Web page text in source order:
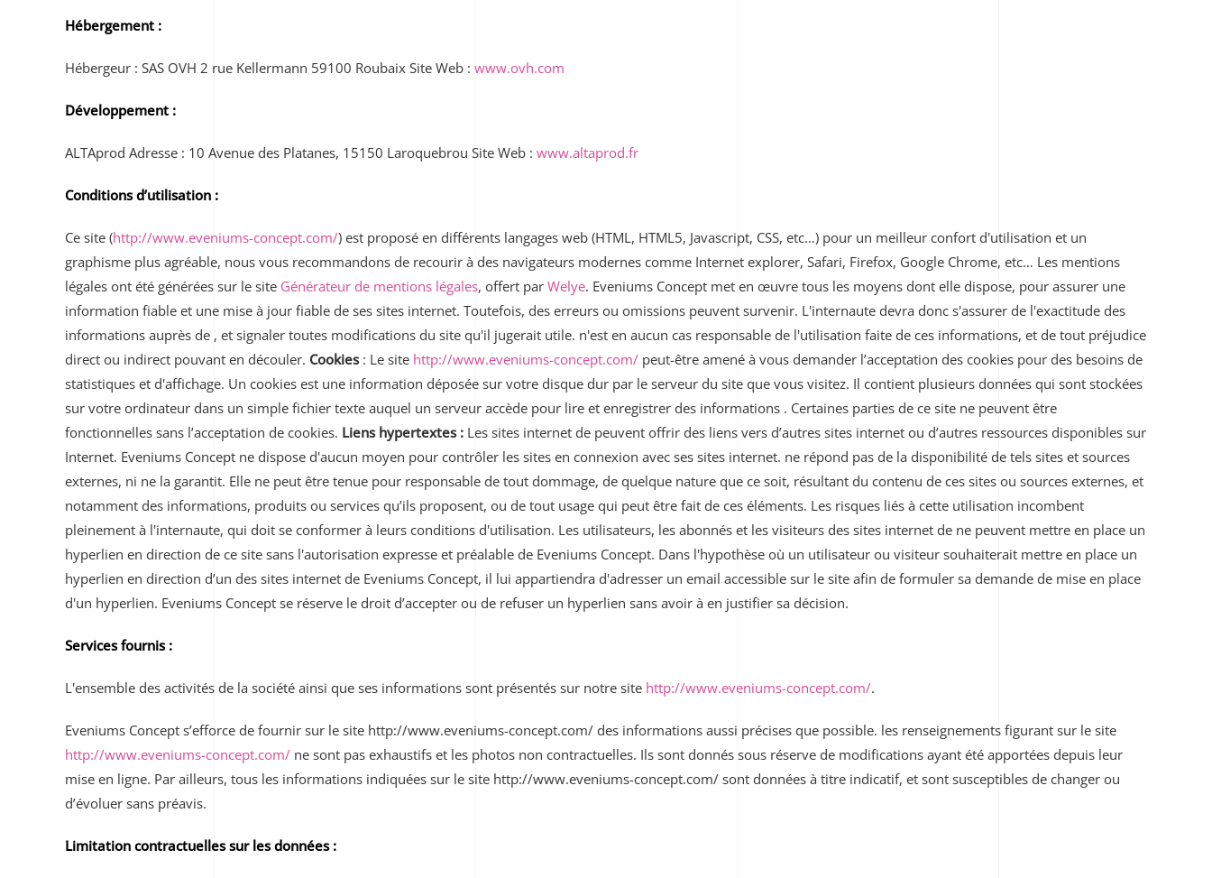
Hébergement :
Hébergeur : SAS OVH 2 rue Kellermann 59100 Roubaix Site Web : www.ovh.com
Développement :
ALTAprod Adresse : 10 Avenue des Platanes, 15150 Laroquebrou Site Web : www.altaprod.fr
Conditions d’utilisation :
Ce site (http://www.eveniums-concept.com/) est proposé en différents langages web (HTML, HTML5, Javascript, CSS, etc…) pour un meilleur confort d'utilisation et un
graphisme plus agréable, nous vous recommandons de recourir à des navigateurs modernes comme Internet explorer, Safari, Firefox, Google Chrome, etc… Les mentions
légales ont été générées sur le site Générateur de mentions légales, offert par Welye. Eveniums Concept met en œuvre tous les moyens dont elle dispose, pour assurer une
information fiable et une mise à jour fiable de ses sites internet. Toutefois, des erreurs ou omissions peuvent survenir. L'internaute devra donc s'assurer de l'exactitude des
informations auprès de , et signaler toutes modifications du site qu'il jugerait utile. n'est en aucun cas responsable de l'utilisation faite de ces informations, et de tout préjudice
direct ou indirect pouvant en découler. Cookies: Le site http://www.eveniums-concept.com/ peut-être amené à vous demander l’acceptation des cookies pour des besoins de
statistiques et d'affichage. Un cookies est une information déposée sur votre disque dur par le serveur du site que vous visitez. Il contient plusieurs données qui sont stockées
sur votre ordinateur dans un simple fichier texte auquel un serveur accède pour lire et enregistrer des informations . Certaines parties de ce site ne peuvent être
fonctionnelles sans l’acceptation de cookies. Liens hypertextes : Les sites internet de peuvent offrir des liens vers d’autres sites internet ou d’autres ressources disponibles sur
Internet. Eveniums Concept ne dispose d'aucun moyen pour contrôler les sites en connexion avec ses sites internet. ne répond pas de la disponibilité de tels sites et sources
externes, ni ne la garantit. Elle ne peut être tenue pour responsable de tout dommage, de quelque nature que ce soit, résultant du contenu de ces sites ou sources externes, et
notamment des informations, produits ou services qu’ils proposent, ou de tout usage qui peut être fait de ces éléments. Les risques liés à cette utilisation incombent
pleinement à l'internaute, qui doit se conformer à leurs conditions d'utilisation. Les utilisateurs, les abonnés et les visiteurs des sites internet de ne peuvent mettre en place un
hyperlien en direction de ce site sans l'autorisation expresse et préalable de Eveniums Concept. Dans l'hypothèse où un utilisateur ou visiteur souhaiterait mettre en place un
hyperlien en direction d’un des sites internet de Eveniums Concept, il lui appartiendra d'adresser un email accessible sur le site afin de formuler sa demande de mise en place
d'un hyperlien. Eveniums Concept se réserve le droit d’accepter ou de refuser un hyperlien sans avoir à en justifier sa décision.
Services fournis :
L'ensemble des activités de la société ainsi que ses informations sont présentés sur notre site http://www.eveniums-concept.com/.
Eveniums Concept s’efforce de fournir sur le site http://www.eveniums-concept.com/ des informations aussi précises que possible. les renseignements figurant sur le site
http://www.eveniums-concept.com/ ne sont pas exhaustifs et les photos non contractuelles. Ils sont donnés sous réserve de modifications ayant été apportées depuis leur
mise en ligne. Par ailleurs, tous les informations indiquées sur le site http://www.eveniums-concept.com/ sont données à titre indicatif, et sont susceptibles de changer ou
d’évoluer sans préavis.
Limitation contractuelles sur les données :